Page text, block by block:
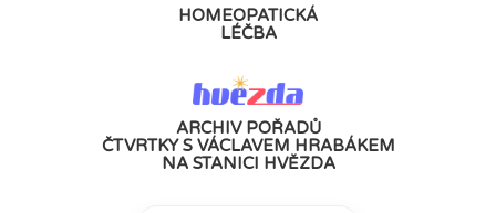
HOMEOPATICKÁ
LÉČBA
ARCHIV POŘADŮ
ČTVRTKY S VÁCLAVEM HRABÁKEM
NA STANICI HVĚZDA